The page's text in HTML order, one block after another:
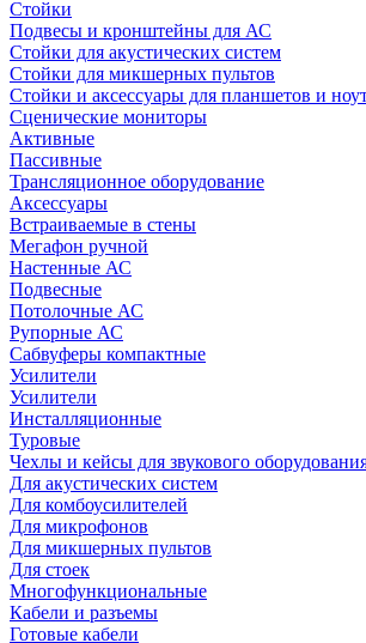
Стойки
Подвесы и кронштейны для АС
Стойки для акустических систем
Стойки для микшерных пультов
Стойки и аксессуары для планшетов и
Сценические мониторы
Активные
Пассивные
Трансляционное оборудование
Аксессуары
Встраиваемые в стены
Мегафон ручной
Настенные АС
Подвесные
Потолочные АС
Рупорные АС
Сабвуферы компактные
Усилители
Усилители
Инсталляционные
Туровые
Чехлы и кейсы для звукового
Для акустических систем
Для комбоусилителей
Для микрофонов
Для микшерных пультов
Для стоек
Многофункциональные
Кабели и разъемы
Готовые кабели